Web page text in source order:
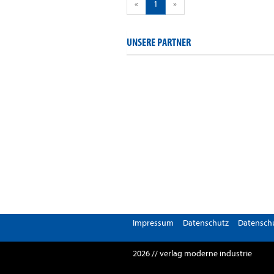
« 1 »
UNSERE PARTNER
Impressum Datenschutz
2026 // verlag moderne industrie